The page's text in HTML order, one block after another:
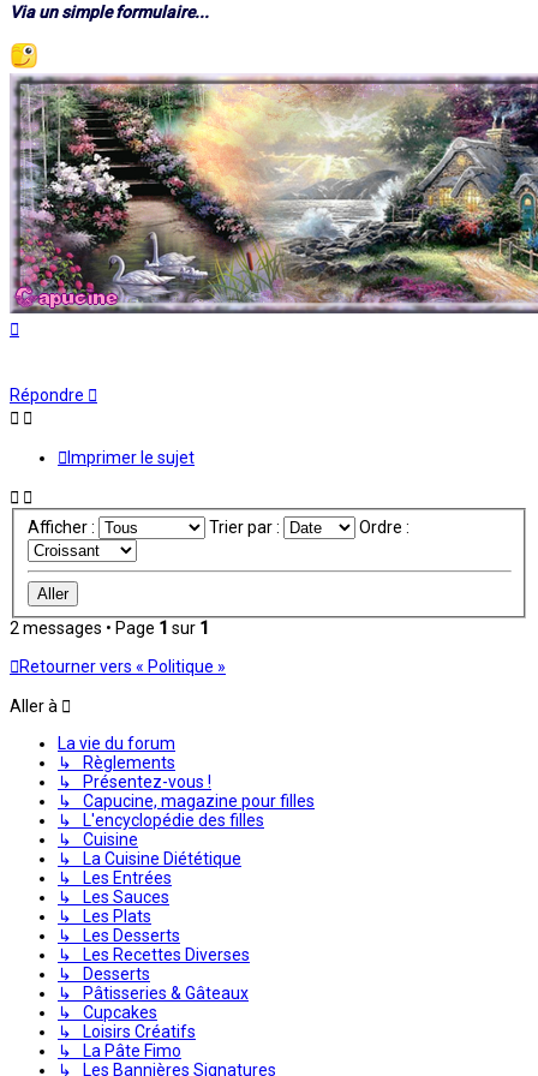
Via un simple formulaire...
Répondre
Imprimer le sujet
Afficher : Trier par : Ordre :
2 messages • Page 1 sur 1
Retourner vers « Politique »
Aller à
La vie du forum
↳ Règlements
↳ Présentez-vous !
↳ Capucine, magazine pour filles
↳ L'encyclopédie des filles
↳ Cuisine
↳ La Cuisine Diététique
↳ Les Entrées
↳ Les Sauces
↳ Les Plats
↳ Les Desserts
↳ Les Recettes Diverses
↳ Desserts
↳ Pâtisseries & Gâteaux
↳ Cupcakes
↳ Loisirs Créatifs
↳ La Pâte Fimo
↳ Les Bannières Signatures